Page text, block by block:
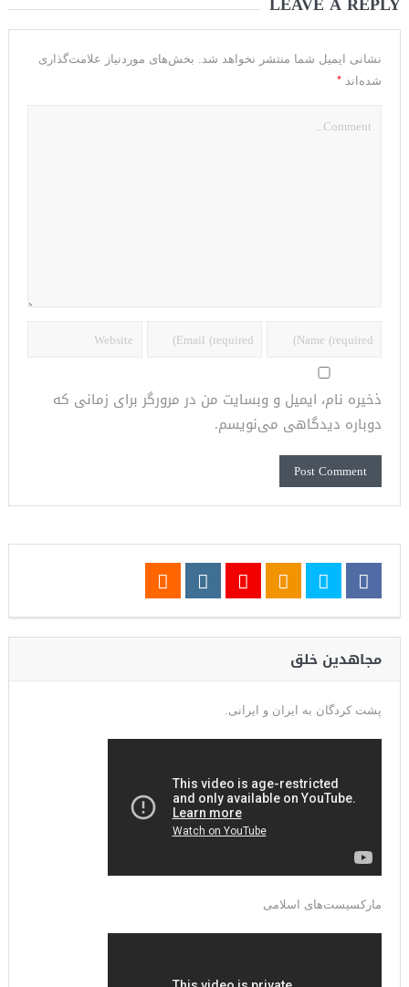
نشانی ایمیل شما منتشر نخواهد شد. بخش‌های موردنیاز علامت‌گذاری
شده‌اند *
ذخیره نام، ایمیل و وبسایت من در مرورگر برای زمانی که
دوباره دیدگاهی می‌نویسم.
مجاهدین خلق
پشت کردگان به ایران و ایرانی.
مارکسیست‌های اسلامی